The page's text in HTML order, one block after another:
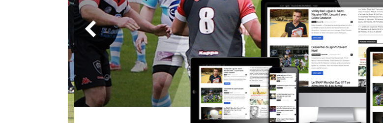
Sport